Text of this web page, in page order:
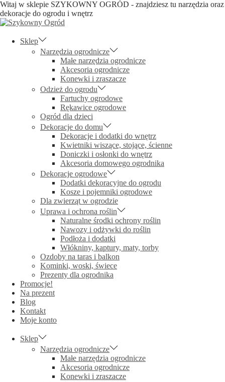
Witaj w sklepie SZYKOWNY OGRÓD - znajdziesz tu narzędzia oraz
dekoracje do ogrodu i wnętrz
Skip
navigation
Skip
contentSklep
Narzędzia ogrodnicze
Małe narzędzia ogrodnicze
Akcesoria ogrodnicze
Konewki i zraszacze
Odzież do ogrodu
Fartuchy ogrodowe
Rękawice ogrodowe
Ogród dla dzieci
Dekoracje do domu
Dekoracje i dodatki do wnętrz
Kwietniki wiszące, stojące, ścienne
Doniczki i osłonki do wnętrz
Akcesoria domowego ogrodnika
Dekoracje ogrodowe
Dodatki dekoracyjne do ogrodu
Kosze i pojemniki ogrodowe
Dla zwierząt w ogrodzie
Uprawa i ochrona roślin
Naturalne środki ochrony roślin
Nawozy i odżywki do roślin
Podłoża i dodatki
Włókniny, kaptury, maty, torby
Ozdoby na taras i balkon
Kominki, woski, świece
Prezenty dla ogrodnika
Promocje!
Na prezent
Blog
Kontakt
Moje konto
Sklep
Narzędzia ogrodnicze
Małe narzędzia ogrodnicze
Akcesoria ogrodnicze
Konewki i zraszacze